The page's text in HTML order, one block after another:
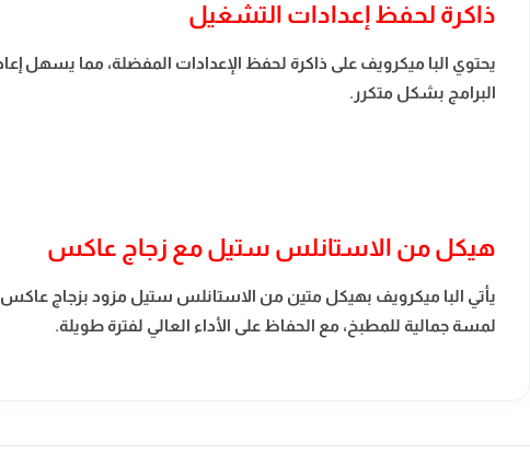
ذاكرة لحفظ إعدادات التشغيل
يحتوي البا ميكرويف على ذاكرة لحفظ الإعدادات المفضلة، مما
البرامج بشكل متكرر.
هيكل من الاستانلس ستيل مع زجاج عاكس
يأتي البا ميكرويف بهيكل متين من الاستانلس ستيل مزود بزجاج
لمسة جمالية للمطبخ، مع الحفاظ على الأداء العالي لفترة طويلة.